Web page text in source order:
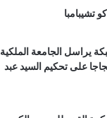
تشيبامبا
يراسل الجامعة الملكية
على تحكيم السيد عبد